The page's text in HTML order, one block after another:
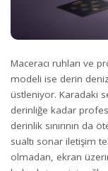
Maceracı ruhları ve
modeli ise derin
üstleniyor. Karadaki
derinliğe kadar
derinlik sınırının da
sualtı sonar iletişim
olmadan, ekran